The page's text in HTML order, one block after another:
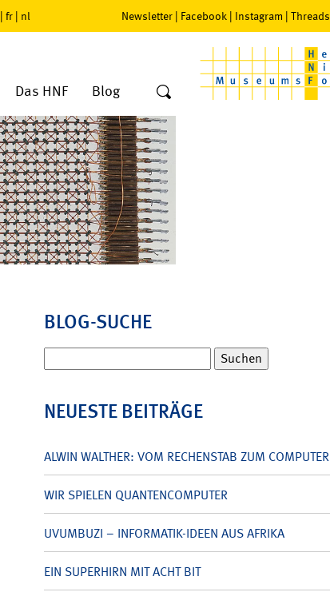
| fr | nl Newsletter | Facebook | Instagram | Threads
Das HNF Blog
BLOG-SUCHE
nach:
NEUESTE BEITRÄGE
ALWIN WALTHER: VOM RECHENSTAB ZUM COMPUTER
WIR SPIELEN QUANTENCOMPUTER
UVUMBUZI – INFORMATIK-IDEEN AUS AFRIKA
EIN SUPERHIRN MIT ACHT BIT